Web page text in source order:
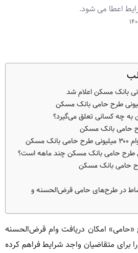
می شود.
تعلق می‌گیرد؟
حامی قرض‌الحسنه و
امکان دریافت وام قرض‌الحسنه
برای متقاضیان واجد شرایط فراهم کرده